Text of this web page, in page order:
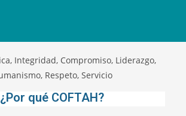
¿Por qué COFTAH?